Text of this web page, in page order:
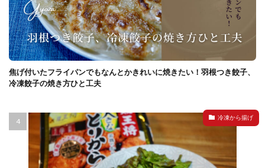
焦げ付いたフライパンでもなんとかきれいに焼きたい！羽根つき餃子、
冷凍餃子の焼き方ひと工夫
冷凍から揚げ